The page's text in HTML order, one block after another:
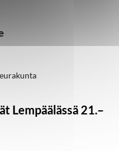
Lempäälässä 21.–